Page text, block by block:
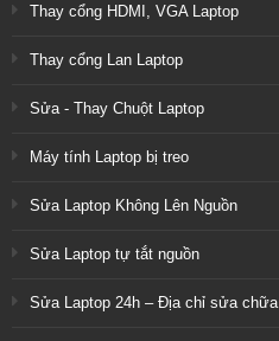
Thay cổng HDMI, VGA Laptop
Thay cổng Lan Laptop
Sửa - Thay Chuột Laptop
Máy tính Laptop bị treo
Sửa Laptop Không Lên Nguồn
Sửa Laptop tự tắt nguồn
Sửa Laptop 24h – Địa chỉ sửa